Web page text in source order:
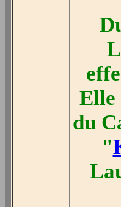
Elle
du
"